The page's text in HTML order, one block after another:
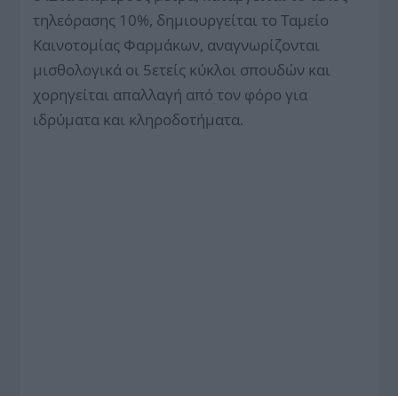
τηλεόρασης 10%, δημιουργείται το Ταμείο
Καινοτομίας Φαρμάκων, αναγνωρίζονται
μισθολογικά οι 5ετείς κύκλοι σπουδών και
χορηγείται απαλλαγή από τον φόρο για
ιδρύματα και κληροδοτήματα.